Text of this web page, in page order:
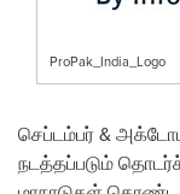
ProPak_India_Logo
செப்டம்பர் &
நடத்தப்படும்